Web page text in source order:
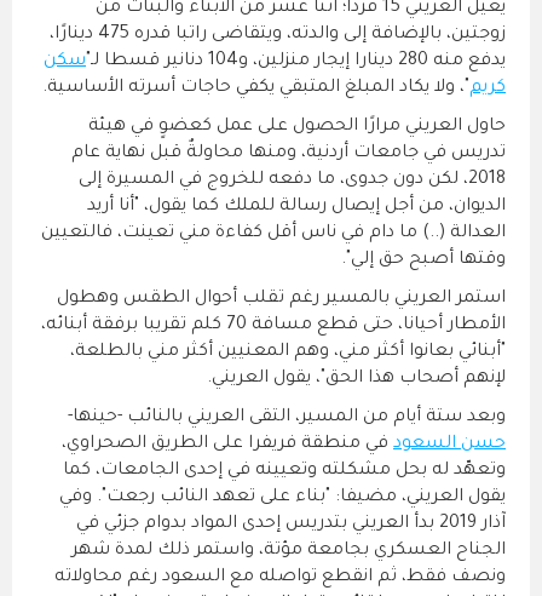
يعيل العريني 15 فردا؛ اثنا عشر من الأبناء والبنات من
زوجتين، بالإضافة إلى والدته، ويتقاضى راتبا قدره 475 دينارًا،
يدفع منه 280 دينارا إيجار منزلين، و104 دنانير قسطا لـ"
سكن
كريم"، ولا يكاد المبلغ المتبقي يكفي حاجات أسرته الأساسية.
حاول العريني مرارًا الحصول على عمل كعضوٍ في هيئة
تدريس في جامعات أردنية، ومنها محاولةٌ قبل نهاية عام
2018، لكن دون جدوى، ما دفعه للخروج في المسيرة إلى
الديوان، من أجل إيصال رسالة للملك كما يقول، "أنا أريد
العدالة (..) ما دام في ناس أقل كفاءة مني تعينت، فالتعيين
وقتها أصبح حق إلي".
استمر العريني بالمسير رغم تقلب أحوال الطقس وهطول
الأمطار أحيانا، حتى قطع مسافة 70 كلم تقريبا برفقة أبنائه،
"أبنائي بعانوا أكثر مني، وهم المعنيين أكثر مني بالطلعة،
لإنهم أصحاب هذا الحق"، يقول العريني.
وبعد ستة أيام من المسير، التقى العريني بالنائب -حينها-
حسن السعود في منطقة فريفرا على الطريق الصحراوي،
وتعهّد له بحل مشكلته وتعيينه في إحدى الجامعات، كما
يقول العريني، مضيفا: "بناء على تعهد النائب رجعت". وفي
آذار 2019 بدأ العريني بتدريس إحدى المواد بدوام جزئي في
الجناح العسكري بجامعة مؤتة، واستمر ذلك لمدة شهر
ونصف فقط، ثم انقطع تواصله مع السعود رغم محاولاته